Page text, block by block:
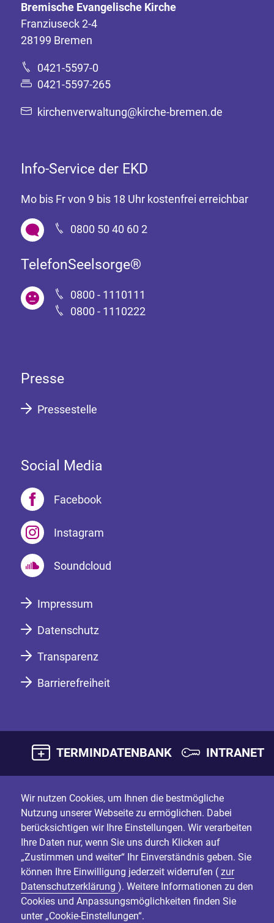
Bremische Evangelische Kirche
Franziuseck 2-4
28199 Bremen
0421-5597-0
0421-5597-265
kirchenverwaltung@kirche-bremen.de
Info-Service der EKD
Mo bis Fr von 9 bis 18 Uhr kostenfrei erreichbar
0800 50 40 60 2
TelefonSeelsorge®
0800 - 1110111
0800 - 1110222
Presse
Pressestelle
Social Media
Facebook
Instagram
Soundcloud
Impressum
Datenschutz
Transparenz
Barrierefreiheit
TERMINDATENBANK INTRANET
Wir nutzen Cookies, um Ihnen die bestmögliche
Nutzung unserer Webseite zu ermöglichen. Dabei
berücksichtigen wir Ihre Einstellungen. Wir verarbeiten
Ihre Daten nur, wenn Sie uns durch Klicken auf
„Zustimmen und weiter“ Ihr Einverständnis geben. Sie
können Ihre Einwilligung jederzeit widerrufen ( zur
Datenschutzerklärung ). Weitere Informationen zu den
Cookies und Anpassungsmöglichkeiten finden Sie
unter „Cookie-Einstellungen“.